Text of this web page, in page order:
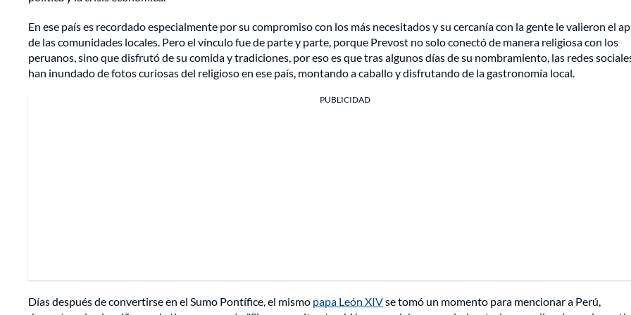
En ese país es recordado especialmente por su compromiso con los más necesitados y su cercanía con la gente le valieron el
de las comunidades locales. Pero el vínculo fue de parte y parte, porque Prevost no solo conectó de manera religiosa con los
peruanos, sino que disfrutó de su comida y tradiciones, por eso es que tras algunos días de su nombramiento, las redes
han inundado de fotos curiosas del religioso en ese país, montando a caballo y disfrutando de la gastronomía local.
PUBLICIDAD
Días después de convertirse en el Sumo Pontífice, el mismo papa León XIVse tomó un momento para mencionar a Perú,